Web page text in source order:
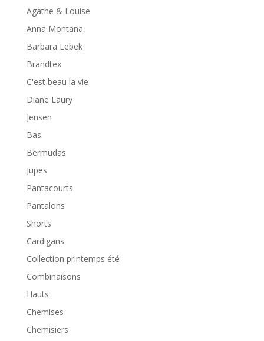
Agathe & Louise
Anna Montana
Barbara Lebek
Brandtex
C'est beau la vie
Diane Laury
Jensen
Bas
Bermudas
Jupes
Pantacourts
Pantalons
Shorts
Cardigans
Collection printemps été
Combinaisons
Hauts
Chemises
Chemisiers